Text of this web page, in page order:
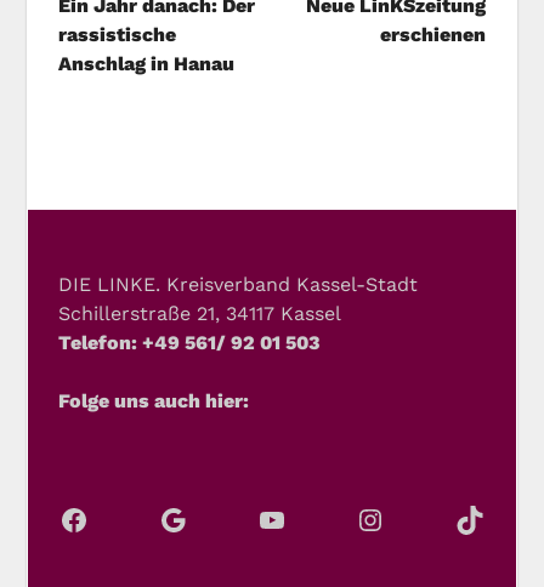
Ein Jahr danach: Der
rassistische
Anschlag in Hanau
Neue LinKSzeitung
erschienen
DIE LINKE. Kreisverband Kassel-Stadt
Schillerstraße 21, 34117 Kassel
Telefon: +49 561/ 92 01 503
Folge uns auch hier: